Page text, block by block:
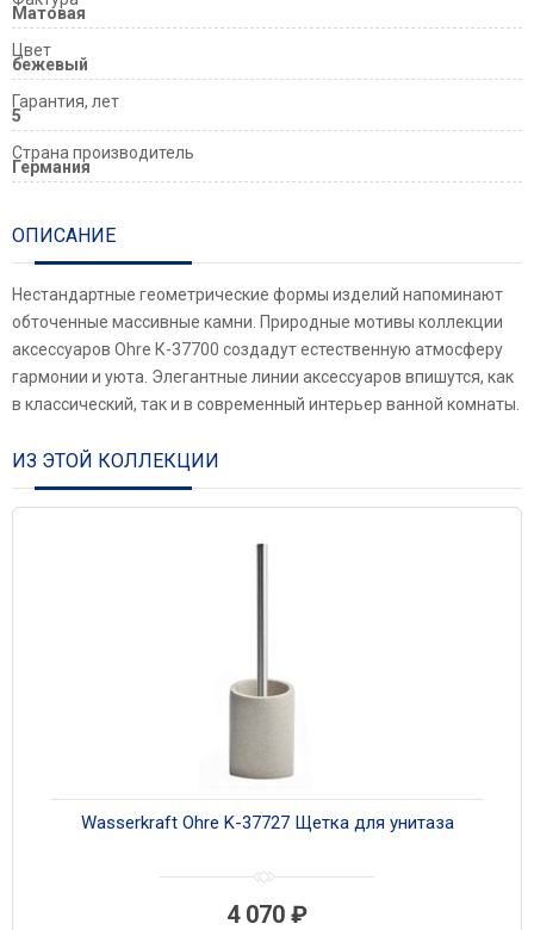
Матовая
Цвет
бежевый
Гарантия, лет
5
Страна производитель
Германия
ОПИСАНИЕ
Нестандартные геометрические формы изделий напоминают
обточенные массивные камни. Природные мотивы коллекции
аксессуаров Ohre К-37700 создадут естественную атмосферу
гармонии и уюта. Элегантные линии аксессуаров впишутся, как
в классический, так и в современный интерьер ванной комнаты.
ИЗ ЭТОЙ КОЛЛЕКЦИИ
Wasserkraft Ohre K-37727 Щетка для унитаза
4 070 ₽